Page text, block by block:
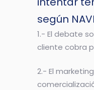
según
1.- El debate
cliente cobra
2.- El